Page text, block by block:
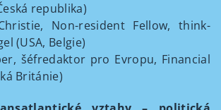
republika)
Non-resident Fellow, think-
(USA, Belgie)
šéfredaktor pro Evropu, Financial
Británie)